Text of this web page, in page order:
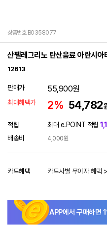
상품번호 B0358077
산펠레그리노 탄산음료 아란시
12613
판매가 55,900원
최대혜택가 2% 54,782
적립 최대 e.POINT 적립
배송비
4,000원
카드혜택 카드사별 무이자 혜택 >
APP에서 구매하면 1